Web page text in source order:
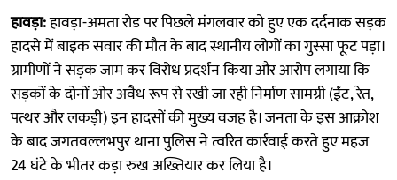
हावड़ा:हावड़ा-अमता रोड पर पिछले मंगलवार को हुए एक दर्दनाक सड़क
हादसे में बाइक सवार की मौत के बाद स्थानीय लोगों का गुस्सा फूट पड़ा।
ग्रामीणों ने सड़क जाम कर विरोध प्रदर्शन किया और आरोप लगाया कि
सड़कों के दोनों ओर अवैध रूप से रखी जा रही निर्माण सामग्री (ईंट, रेत,
पत्थर और लकड़ी) इन हादसों की मुख्य वजह है। जनता के इस आक्रोश
के बाद जगतवल्लभपुर थाना पुलिस ने त्वरित कार्रवाई करते हुए महज
24 घंटे के भीतर कड़ा रुख अख्तियार कर लिया है।